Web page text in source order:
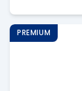
PREMIUM